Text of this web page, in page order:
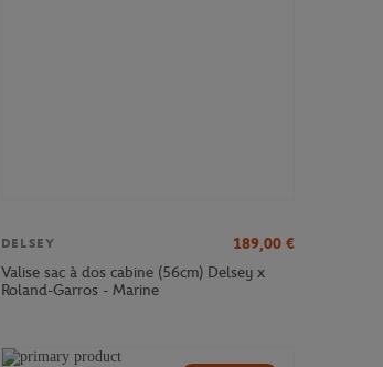
DELSEY 189,00 €
Valise sac à dos cabine (56cm) Delsey x
Roland-Garros - Marine